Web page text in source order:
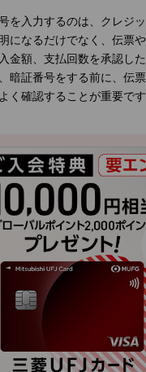
を入力するのは、クレジ
になるだけでなく、伝票
金額、支払回数を承認し
暗証番号をする前に、伝
く確認することが重要です